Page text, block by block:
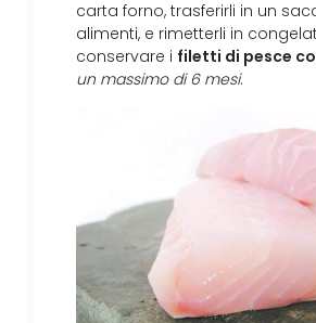
carta forno, trasferirli in un
alimenti, e rimetterli in
conservare i filetti di pesce
un massimo di 6 mesi.